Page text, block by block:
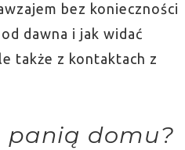
bez konieczności
dawna i jak widać
także z kontaktach z
panią domu?